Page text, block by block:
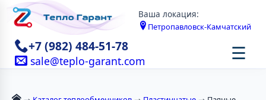
Ваша локация:
Петропавловск-Камчатский
+7 (982) 484-51-78
sale@teplo-garant.com ☰